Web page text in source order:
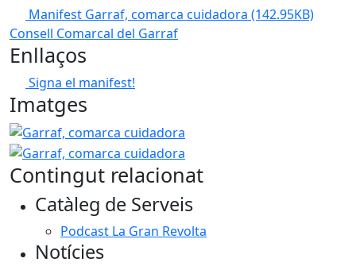
Manifest Garraf, comarca cuidadora (142.95KB)
Consell Comarcal del Garraf
Enllaços
Signa el manifest!
Imatges
Garraf, comarca cuidadora
Contingut relacionat
Catàleg de Serveis
Podcast La Gran Revolta
Notícies